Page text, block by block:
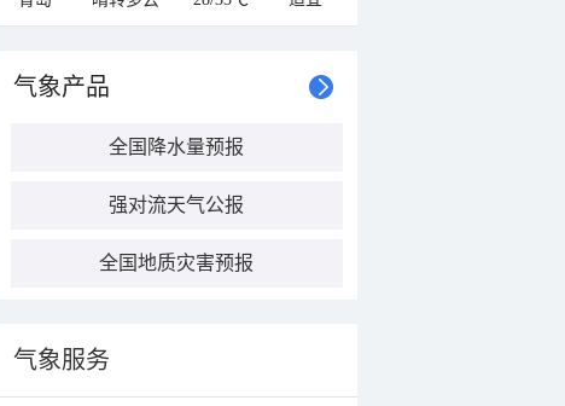
气象产品
全国降水量预报
强对流天气公报
全国地质灾害预报
气象服务